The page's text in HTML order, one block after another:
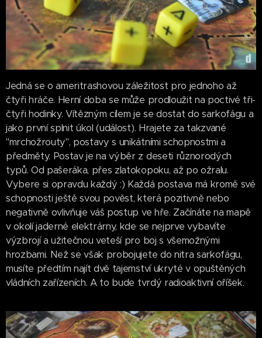
Jedná se o ameritrashovou záležitost pro jednoho až
čtyři hráče. Herní doba se může prodloužit na poctivé tři-
čtyři hodinky. Vítězným cílem je se dostat do sarkofágu a
jako první splnit úkol (událost). Hrajete za takzvané
"mrchožrouty", postavy s unikátními schopnostmi a
předměty. Postav je na výběr z deseti různorodých
typů. Od pašeráka, přes zlatokopoku, až po ožralu.
Vybere si opravdu každý :) Každá postava má kromě své
schopnosti ještě svou pověst, která pozitivně nebo
negativně ovlivňuje váš postup ve hře. Začínáte na mapě
v okolí jaderné elektrárny, kde se nejprve vybavíte
výzbrojí a užitečnou veteší pro boj s všemožnými
hrozbami. Než se však probojujete do nitra sarkofágu,
musíte předtím najít dvě tajemství ukryté v opuštěných
vládních zařízeních. A to bude tvrdý radioaktivní oříšek.